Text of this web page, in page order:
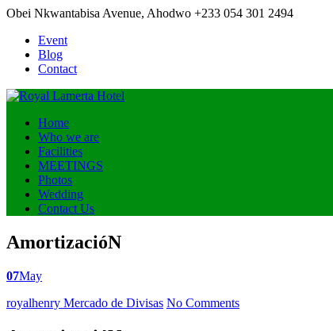
Obei Nkwantabisa Avenue, Ahodwo +233 054 301 2494
Event
Blog
Contact
Home
Who we are
Facilities
MEETINGS
Photos
Wedding
Contact Us
AmortizacióN
07May
Posted
royalhenry Mercado de Divisas No Comments